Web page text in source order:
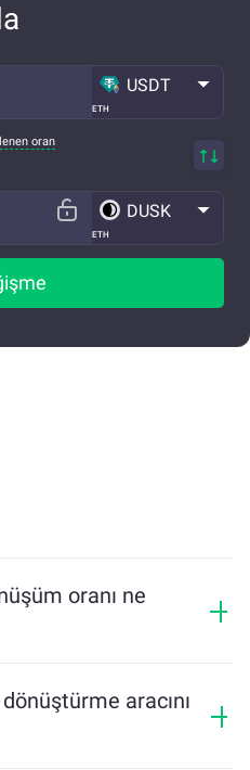
ETH
USDT
oran
ETH
DUSK
oranı ne
piyasa koşulları, arz ve
değişir.
dönüştürme aracını